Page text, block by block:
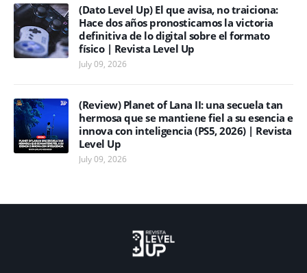
(Dato Level Up) El que avisa, no traiciona:
Hace dos años pronosticamos la victoria
definitiva de lo digital sobre el formato
físico | Revista Level Up
July 09, 2026
(Review) Planet of Lana II: una secuela tan
hermosa que se mantiene fiel a su esencia e
innova con inteligencia (PS5, 2026) | Revista
Level Up
July 09, 2026